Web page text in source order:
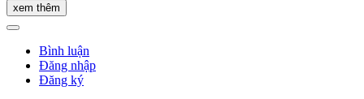
xem thêm
Bình luận
Đăng nhập
Đăng ký